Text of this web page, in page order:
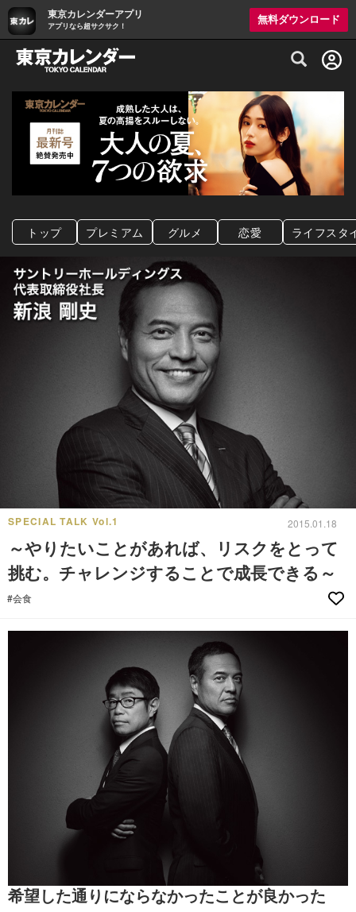
東京カレンダーアプリ
アプリなら超サクサク！
無料ダウンロード
グルメ情報・プレミアムレストラン予約
トップ プレミアム グルメ 恋愛 ライフスタ
SPECIAL TALK Vol.1 2015.01.18
～やりたいことがあれば、リスクをとって
挑む。チャレンジすることで成長できる～
#会食
希望した通りにならなかったことが良かった